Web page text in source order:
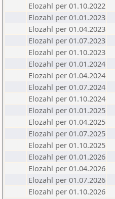
Elozahl per 01.10.2022
Elozahl per 01.01.2023
Elozahl per 01.04.2023
Elozahl per 01.07.2023
Elozahl per 01.10.2023
Elozahl per 01.01.2024
Elozahl per 01.04.2024
Elozahl per 01.07.2024
Elozahl per 01.10.2024
Elozahl per 01.01.2025
Elozahl per 01.04.2025
Elozahl per 01.07.2025
Elozahl per 01.10.2025
Elozahl per 01.01.2026
Elozahl per 01.04.2026
Elozahl per 01.07.2026
Elozahl per 01.10.2026